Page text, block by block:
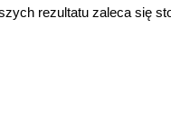
rezultatu zaleca się